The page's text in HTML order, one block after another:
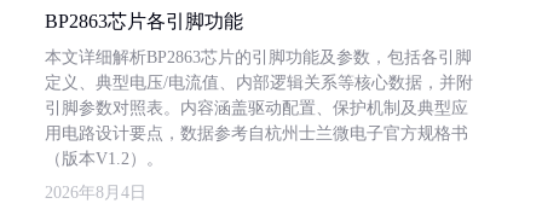
BP2863芯片各引脚功能
本文详细解析BP2863芯片的引脚功能及参数，包括各引脚
定义、典型电压/电流值、内部逻辑关系等核心数据，并附
引脚参数对照表。内容涵盖驱动配置、保护机制及典型应
用电路设计要点，数据参考自杭州士兰微电子官方规格书
（版本V1.2）。
2026年8月4日